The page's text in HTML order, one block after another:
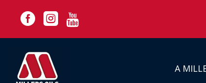
  
A